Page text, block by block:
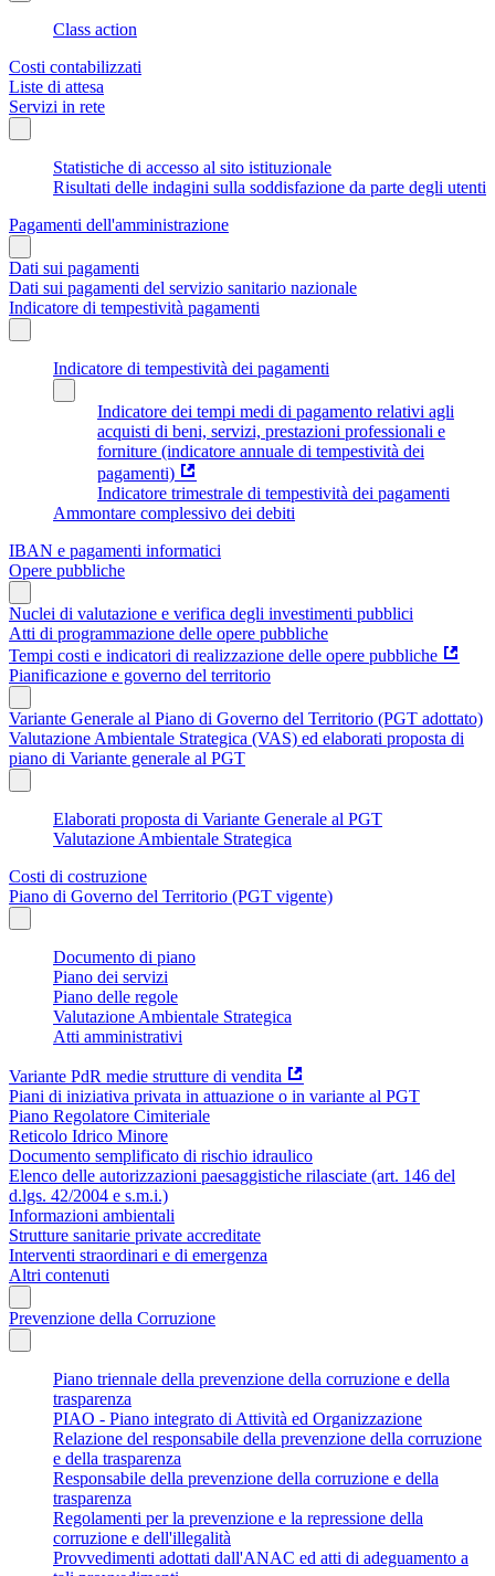
Class action
Costi contabilizzati
Liste di attesa
Servizi in rete
Statistiche di accesso al sito istituzionale
Risultati delle indagini sulla soddisfazione da parte degli utenti
Pagamenti dell'amministrazione
Dati sui pagamenti
Dati sui pagamenti del servizio sanitario nazionale
Indicatore di tempestività pagamenti
Indicatore di tempestività dei pagamenti
Indicatore dei tempi medi di pagamento relativi agli
acquisti di beni, servizi, prestazioni professionali e
forniture (indicatore annuale di tempestività dei
pagamenti)
Indicatore trimestrale di tempestività dei pagamenti
Ammontare complessivo dei debiti
IBAN e pagamenti informatici
Opere pubbliche
Nuclei di valutazione e verifica degli investimenti pubblici
Atti di programmazione delle opere pubbliche
Tempi costi e indicatori di realizzazione delle opere pubbliche
Pianificazione e governo del territorio
Variante Generale al Piano di Governo del Territorio (PGT adottato)
Valutazione Ambientale Strategica (VAS) ed elaborati proposta di
piano di Variante generale al PGT
Elaborati proposta di Variante Generale al PGT
Valutazione Ambientale Strategica
Costi di costruzione
Piano di Governo del Territorio (PGT vigente)
Documento di piano
Piano dei servizi
Piano delle regole
Valutazione Ambientale Strategica
Atti amministrativi
Variante PdR medie strutture di vendita
Piani di iniziativa privata in attuazione o in variante al PGT
Piano Regolatore Cimiteriale
Reticolo Idrico Minore
Documento semplificato di rischio idraulico
Elenco delle autorizzazioni paesaggistiche rilasciate (art. 146 del
d.lgs. 42/2004 e s.m.i.)
Informazioni ambientali
Strutture sanitarie private accreditate
Interventi straordinari e di emergenza
Altri contenuti
Prevenzione della Corruzione
Piano triennale della prevenzione della corruzione e della
trasparenza
PIAO - Piano integrato di Attività ed Organizzazione
Relazione del responsabile della prevenzione della corruzione
e della trasparenza
Responsabile della prevenzione della corruzione e della
trasparenza
Regolamenti per la prevenzione e la repressione della
corruzione e dell'illegalità
Provvedimenti adottati dall'ANAC ed atti di adeguamento a